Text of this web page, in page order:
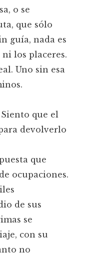
o se
que sólo
guía, nada es
los placeres.
Uno sin esa
que el
devolverlo
que
ocupaciones.
de sus
se
con su
no